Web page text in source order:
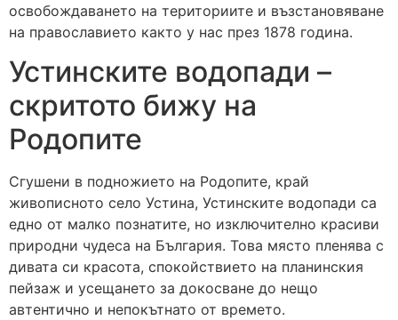
освобождаването на териториите и възстановяване
на православието както у нас през 1878 година.
Устинските водопади –
скритото бижу на
Родопите
Сгушени в подножието на Родопите, край
живописното село Устина, Устинските водопади са
едно от малко познатите, но изключително красиви
природни чудеса на България. Това място пленява с
дивата си красота, спокойствието на планинския
пейзаж и усещането за докосване до нещо
автентично и непокътнато от времето.